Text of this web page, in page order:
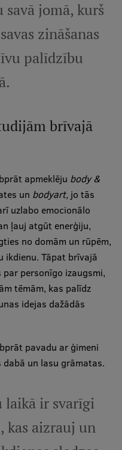
jomā, kurš
zināšanas
palīdzību
brīvajā
apmeklēju body &
un bodyart, jo tās
uzlabo emocionālo
ļauj atgūt enerģiju,
no domām un rūpēm,
ikdienu. Tāpat brīvajā
personīgo izaugsmi,
tēmām, kas palīdz
idejas dažādās
pavadu ar ģimeni
un lasu grāmatas.
ir svarīgi
kas aizrauj un